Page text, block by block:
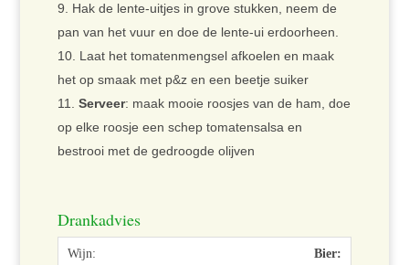
Hak de lente-uitjes in grove stukken, neem de
pan van het vuur en doe de lente-ui erdoorheen.
Laat het tomatenmengsel afkoelen en maak
het op smaak met p&z en een beetje suiker
Serveer: maak mooie roosjes van de ham, doe
op elke roosje een schep tomatensalsa en
bestrooi met de gedroogde olijven
Drankadvies
Bier: